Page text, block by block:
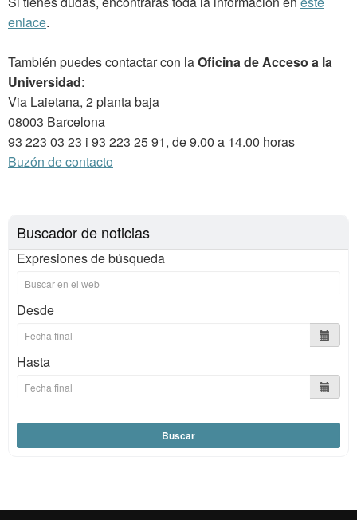
enlace.
También puedes contactar con laOficina de Acceso a la
Universidad:
Via Laietana, 2 planta baja
08003 Barcelona
93 223 03 23 i 93 223 25 91, de 9.00 a 14.00 horas
Buzón de contacto
Buscador de noticias
Expresiones de búsqueda
Desde
Hasta
Buscar